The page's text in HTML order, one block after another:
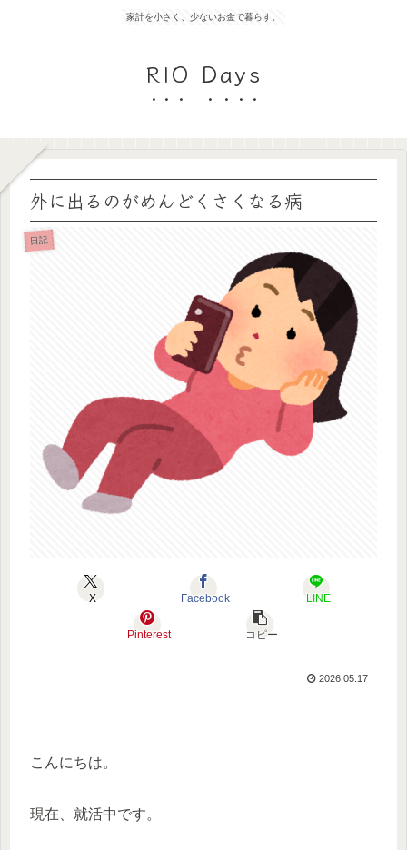
家計を小さく、少ないお金で暮らす。
RIO Days
外に出るのがめんどくさくなる病
日記
X Facebook LINE
Pinterest コピー
2026.05.17
こんにちは。
現在、就活中です。